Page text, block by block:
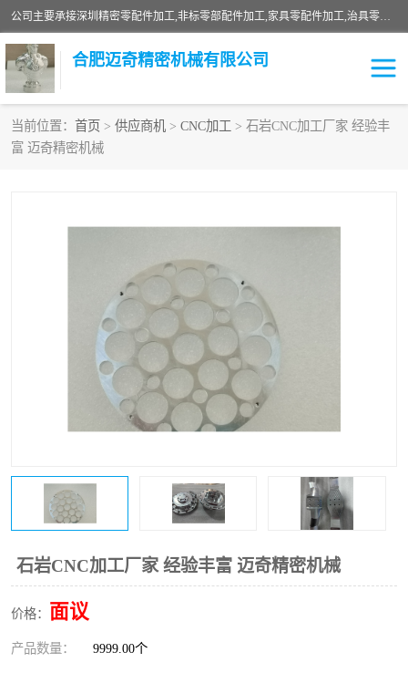
公司主要承接深圳精密零配件加工,非标零部配件加工,家具零配件加工,治具零配件加工,安徽精密零配件加工等各种各种精密机械加工，欢迎来来电咨询！
合肥迈奇精密机械有限公司
当前位置： 首页 > 供应商机 > CNC加工 > 石岩CNC加工厂家 经验丰
富 迈奇精密机械
石岩CNC加工厂家 经验丰富 迈奇精密机械
价格： 面议
产品数量： 9999.00个
铣床加工
机床零件加工
数控机床加工
不锈钢加工